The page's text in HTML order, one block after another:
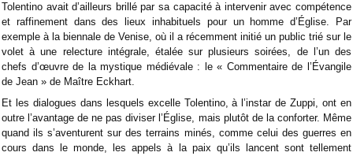
Tolentino avait d’ailleurs brillé par sa capacité à intervenir avec compétence
et raffinement dans des lieux inhabituels pour un homme d’Église. Par
exemple à la biennale de Venise, où il a récemment initié un public trié sur le
volet à une relecture intégrale, étalée sur plusieurs soirées, de l’un des
chefs d’œuvre de la mystique médiévale : le « Commentaire de l’Évangile
de Jean » de Maître Eckhart.
Et les dialogues dans lesquels excelle Tolentino, à l’instar de Zuppi, ont en
outre l’avantage de ne pas diviser l’Église, mais plutôt de la conforter. Même
quand ils s’aventurent sur des terrains minés, comme celui des guerres en
cours dans le monde, les appels à la paix qu’ils lancent sont tellement